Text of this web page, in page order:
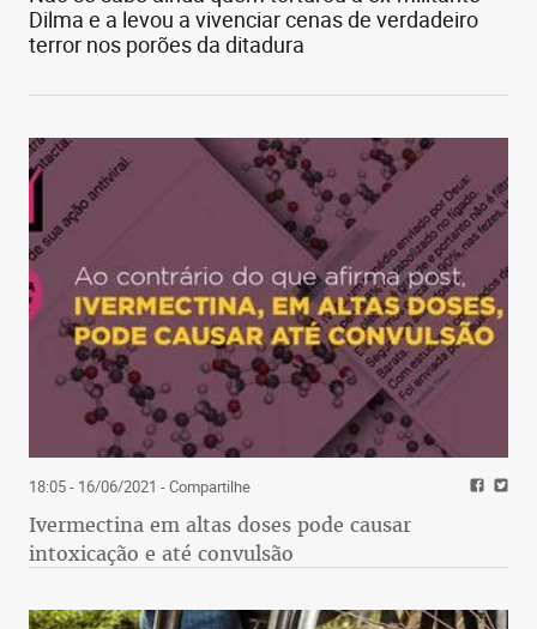
Dilma e a levou a vivenciar cenas de verdadeiro
terror nos porões da ditadura
18:05 - 16/06/2021 - Compartilhe
Ivermectina em altas doses pode causar
intoxicação e até convulsão